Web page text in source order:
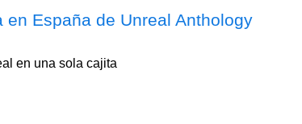
España de Unreal Anthology
en una sola cajita